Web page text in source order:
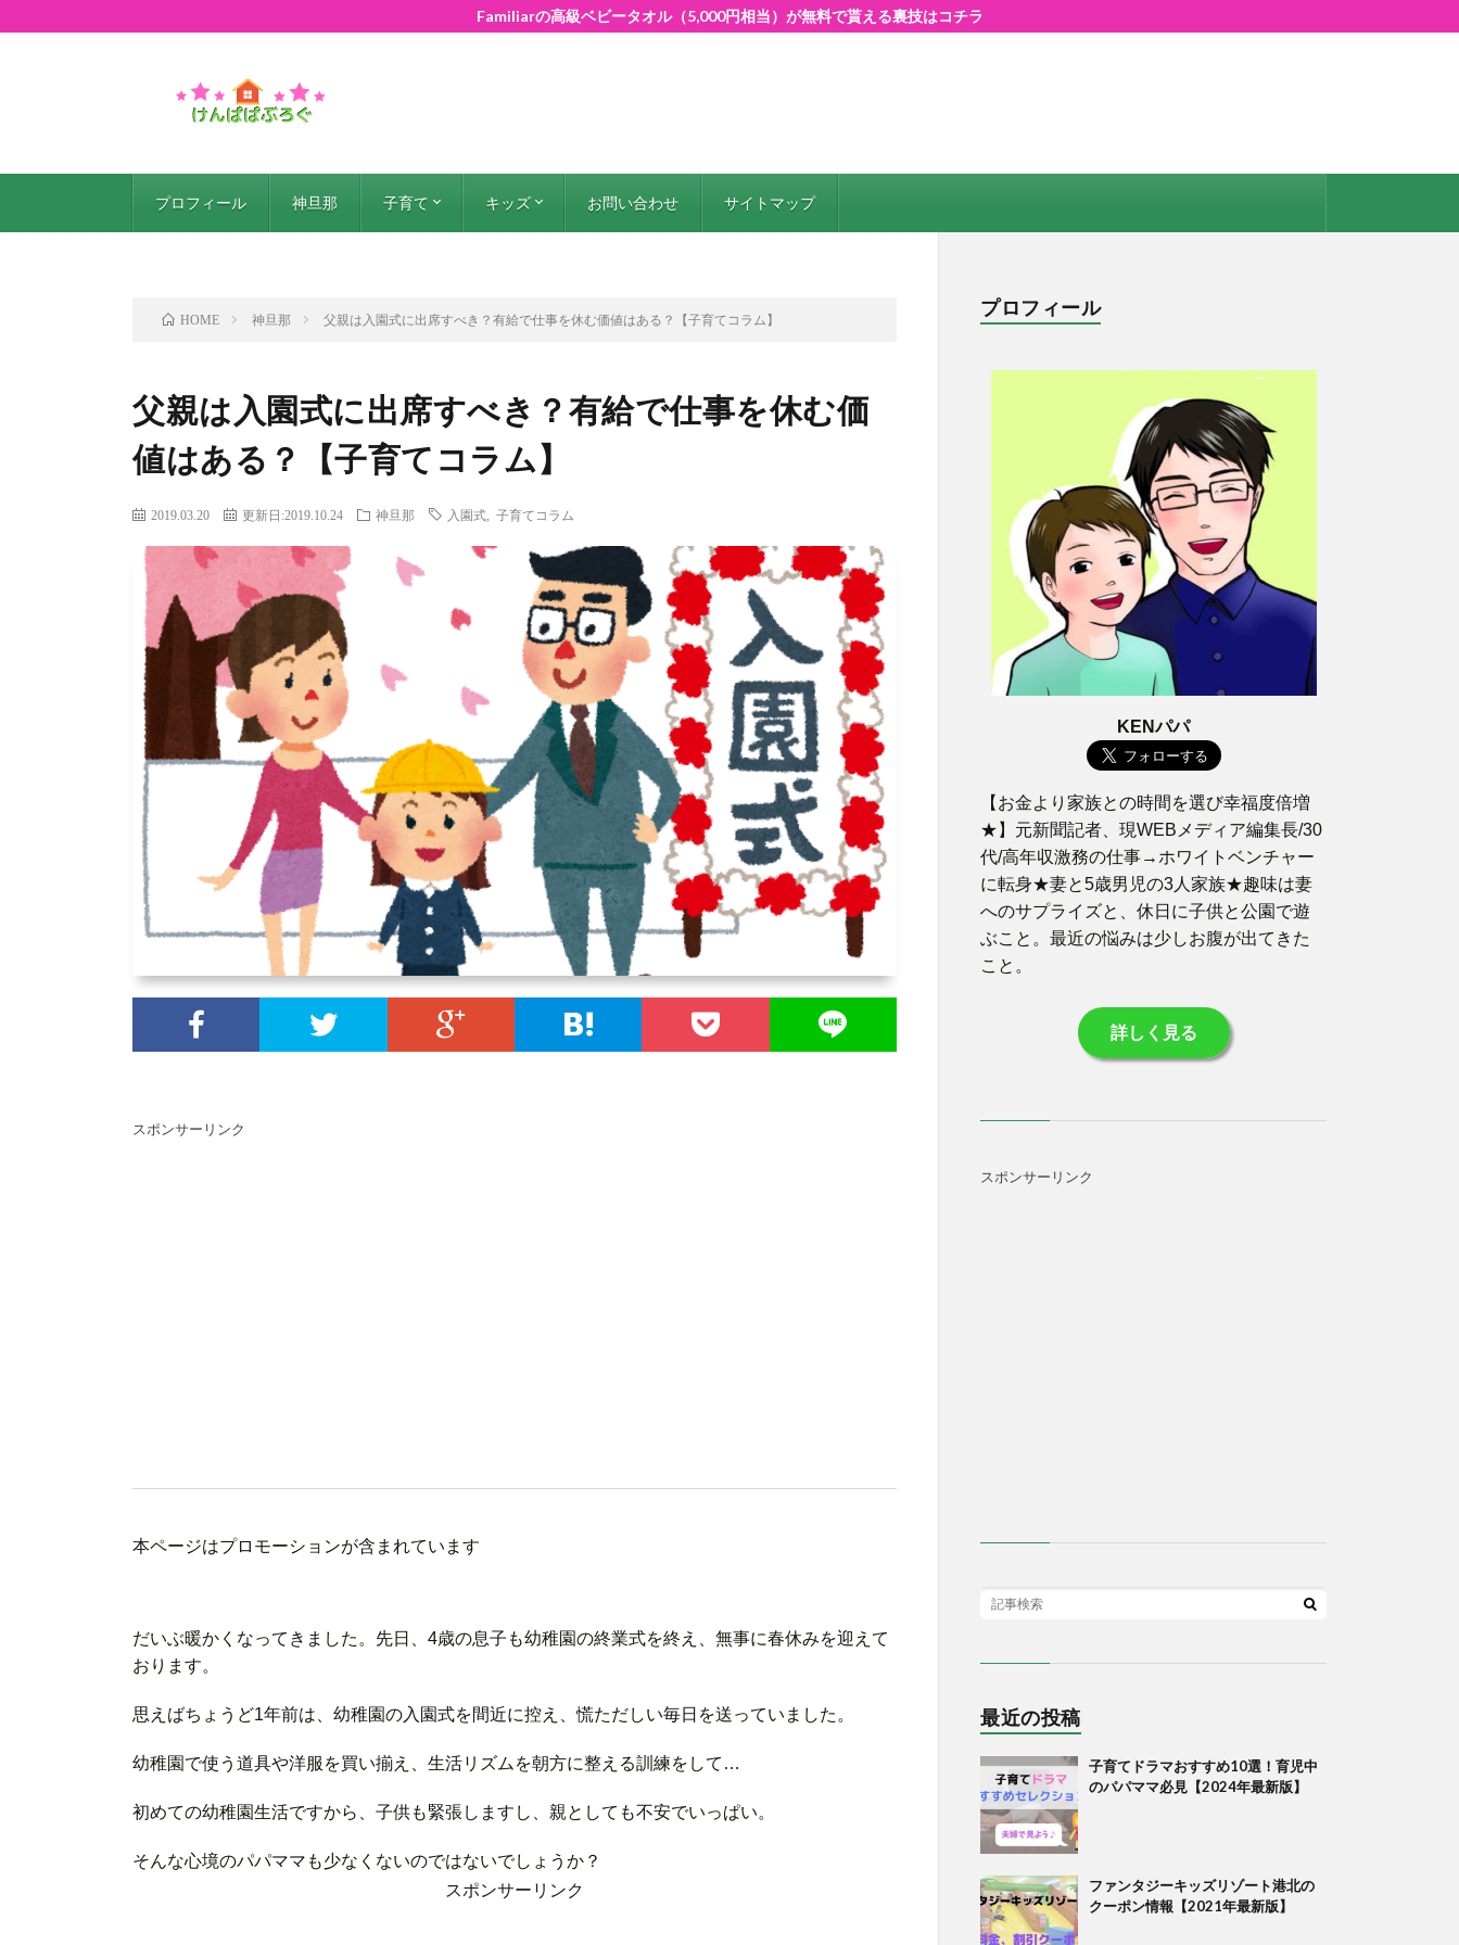
Familiarの高級ベビータオル（5,000円相当）が無料で貰える裏技はコチラ
プロフィール 神旦那 子育て キッズ お問い合わせ サイトマップ
HOME 神旦那 父親は入園式に出席すべき？有給で仕事を休む価値はある？【子育てコラム】
父親は入園式に出席すべき？有給で仕事を休む価
値はある？【子育てコラム】
2019.03.20 更新日:2019.10.24 神旦那 入園式 子育てコラム
スポンサーリンク
本ページはプロモーションが含まれています
だいぶ暖かくなってきました。先日、4歳の息子も幼稚園の終業式を終え、無事に春休みを迎えて
おります。
思えばちょうど1年前は、幼稚園の入園式を間近に控え、慌ただしい毎日を送っていました。
幼稚園で使う道具や洋服を買い揃え、生活リズムを朝方に整える訓練をして…
初めての幼稚園生活ですから、子供も緊張しますし、親としても不安でいっぱい。
そんな心境のパパママも少なくないのではないでしょうか？
スポンサーリンク
プロフィール
KENパパ
【お金より家族との時間を選び幸福度倍増
★】元新聞記者、現WEBメディア編集長/30
代/高年収激務の仕事→ホワイトベンチャー
に転身★妻と5歳男児の3人家族★趣味は妻
へのサプライズと、休日に子供と公園で遊
ぶこと。最近の悩みは少しお腹が出てきた
こと。
詳しく見る
スポンサーリンク
最近の投稿
子育てドラマおすすめ10選！育児中
のパパママ必見【2024年最新版】
ファンタジーキッズリゾート港北の
クーポン情報【2021年最新版】